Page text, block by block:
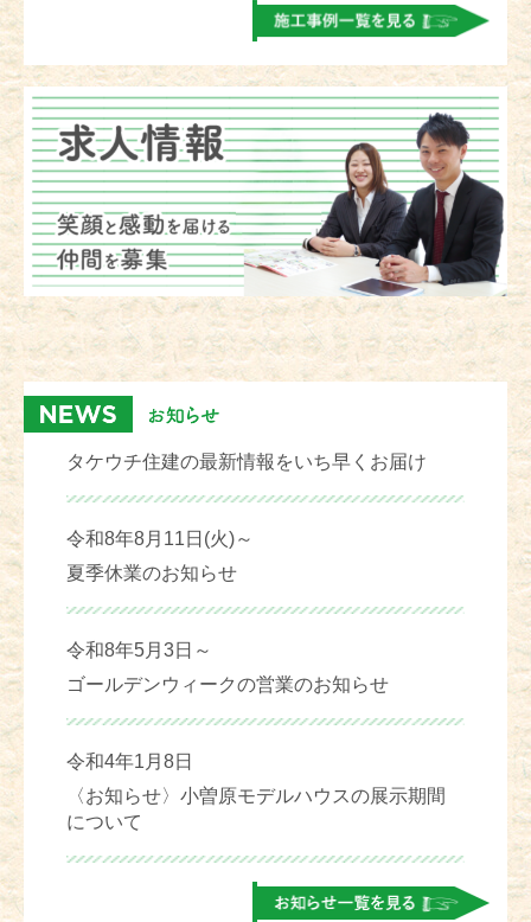
タケウチ住建の最新情報をいち早くお届け
令和8年8月11日(火)～
夏季休業のお知らせ
令和8年5月3日～
ゴールデンウィークの営業のお知らせ
令和4年1月8日
〈お知らせ〉小曽原モデルハウスの展示期間
について